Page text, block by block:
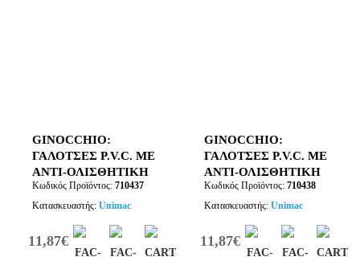
GINOCCHIO:
ΓΑΛΟΤΣΕΣ P.V.C. ΜΕ
ΑΝΤΙ-ΟΛΙΣΘΗΤΙΚΗ
ΣΟΛΑ ΜΑΥΡΕΣ
ΜΕΓΕΘΟΣ 41
Κωδικός Προϊόντος: 710437
Κατασκευαστής: Unimac
11,87€
GINOCCHIO:
ΓΑΛΟΤΣΕΣ P.V.C. ΜΕ
ΑΝΤΙ-ΟΛΙΣΘΗΤΙΚΗ
ΣΟΛΑ ΜΑΥΡΕΣ
ΜΕΓΕΘΟΣ 42
Κωδικός Προϊόντος: 710438
Κατασκευαστής: Unimac
11,87€